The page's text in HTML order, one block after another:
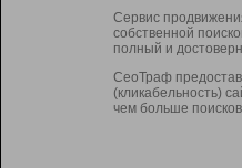
Сервис
собственной
полный и
СеоТраф
(кликабельность)
чем больше